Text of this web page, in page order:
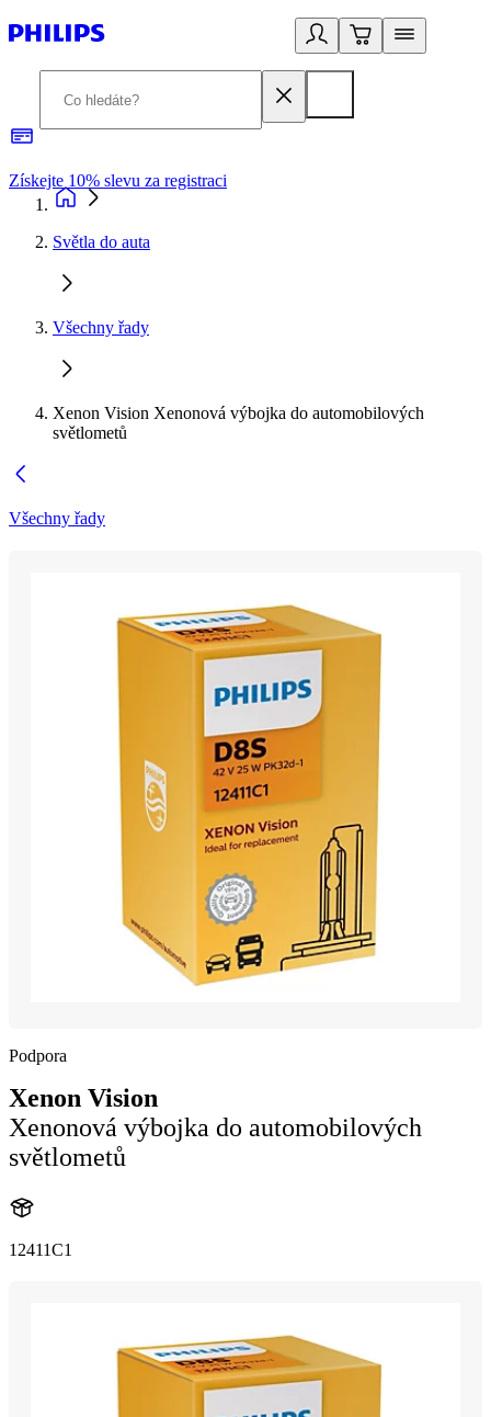
Získejte 10% slevu za registraci
Světla do auta
Všechny řady
Xenon Vision Xenonová výbojka do automobilových
světlometů
Všechny řady
Podpora
Xenon Vision
Xenonová výbojka do automobilových
světlometů
12411C1